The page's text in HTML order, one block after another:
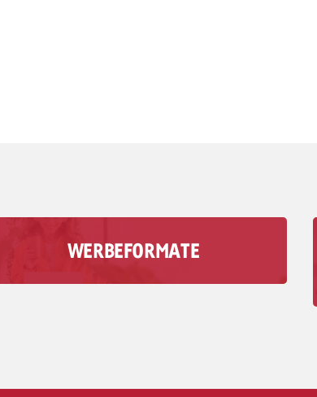
WERBEFORMATE
Mit den Audio-Werbeformaten der Goldbach
erreichst du deine Zielgruppe in Momenten, in